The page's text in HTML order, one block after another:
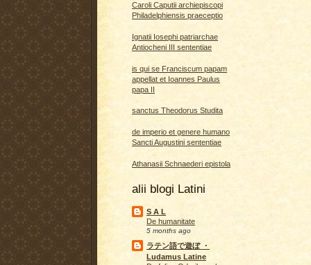
Caroli Caputii archiepiscopi
Philadelphiensis praeceptio
Ignatii Iosephi patriarchae
Antiocheni III sententiae
is qui se Franciscum papam
appellat et Ioannes Paulus
papa II
sanctus Theodorus Studita
de imperio et genere humano
Sancti Augustini sententiae
Athanasii Schnaederi epistola
alii blogi Latini
S A L
De humanitate
5 months ago
ラテン語で遊ぼ ・
Ludamus Latine